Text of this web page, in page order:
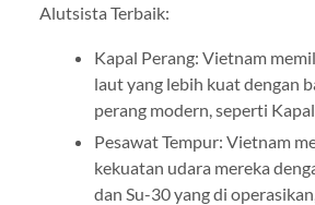
Alutsista Terbaik:
Kapal Perang: Vietnam
laut yang lebih kuat dengan
perang modern, seperti
Pesawat Tempur: Vietnam
kekuatan udara mereka
dan Su-30 yang di